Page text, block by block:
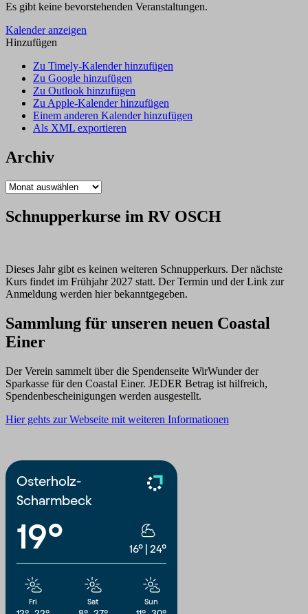
Es gibt keine bevorstehenden Veranstaltungen.
Kalender anzeigen
Hinzufügen
Zu Timely-Kalender hinzufügen
Zu Google hinzufügen
Zu Outlook hinzufügen
Zu Apple-Kalender hinzufügen
Einem anderen Kalender hinzufügen
Als XML exportieren
Archiv
Archiv
Schnupperkurse im RV OSCH
Dieses Jahr gibt es keinen weiteren Schnupperkurs. Der nächste
Kurs findet im Frühjahr 2027 statt. Der Termin und der Link zur
Anmeldung werden hier bekanntgegeben.
Sammlung für unseren neuen Coastal
Einer
Der Verein sammelt über die Spendenseite WirWunder der
Sparkasse für den Coastal Einer. JEDER Betrag ist hilfreich,
Spendenbescheinigungen werden ausgestellt.
Hier gehts zur Webseite mit weiteren Informationen
Osterholz-
Scharmbeck
19° 16° 24°
Fri Sat Sun